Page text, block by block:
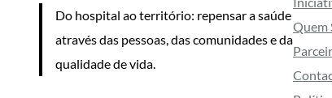
Do hospital ao território: repensar a saúde
através das pessoas, das comunidades e da
qualidade de vida.
Quem